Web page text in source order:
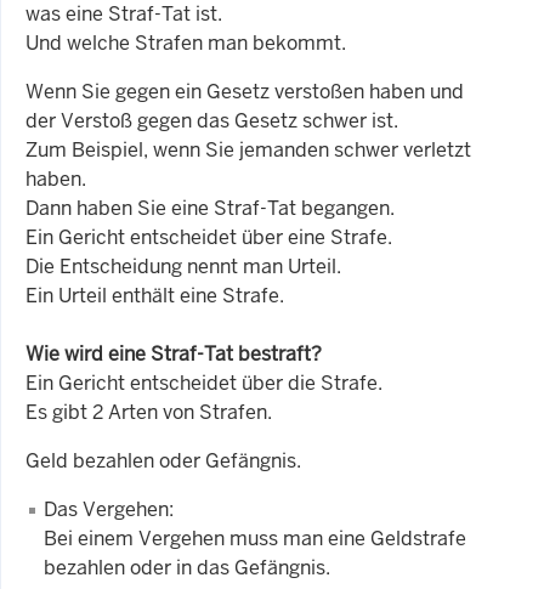
was eine Straf-Tat ist.
Und welche Strafen man bekommt.
Wenn Sie gegen ein Gesetz verstoßen haben und
der Verstoß gegen das Gesetz schwer ist.
Zum Beispiel, wenn Sie jemanden schwer verletzt
haben.
Dann haben Sie eine Straf-Tat begangen.
Ein Gericht entscheidet über eine Strafe.
Die Entscheidung nennt man Urteil.
Ein Urteil enthält eine Strafe.
Wie wird eine Straf-Tat bestraft?
Ein Gericht entscheidet über die Strafe.
Es gibt 2 Arten von Strafen.
Geld bezahlen oder Gefängnis.
Das Vergehen:
Bei einem Vergehen muss man eine Geldstrafe
bezahlen oder in das Gefängnis.